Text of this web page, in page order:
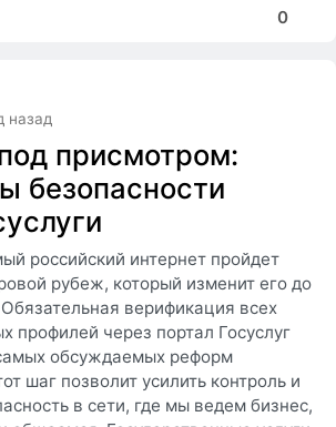
0
назад
присмотром:
безопасности
российский интернет пройдет
рубеж, который изменит его до
верификация всех
профилей через портал Госуслуг
обсуждаемых реформ
шаг позволит усилить контроль и
в сети, где мы ведем бизнес,